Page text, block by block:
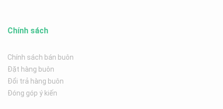
Chính sách
Chính sách bán buôn
Đặt hàng buôn
Đổi trả hàng buôn
Đóng góp ý kiến